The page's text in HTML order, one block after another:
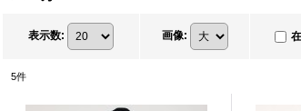
表示数: 画像:
5件